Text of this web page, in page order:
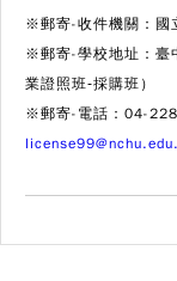
※郵寄-收件機關：國
※郵寄-學校地址：臺
業證照班-採購班 ）
※郵寄-電話：04-